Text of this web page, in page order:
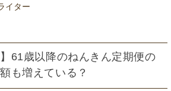
イター
】61歳以降のねんきん定期便の
も増えている？